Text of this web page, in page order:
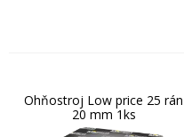
Ohňostroj Low price 25 rán
20 mm 1ks